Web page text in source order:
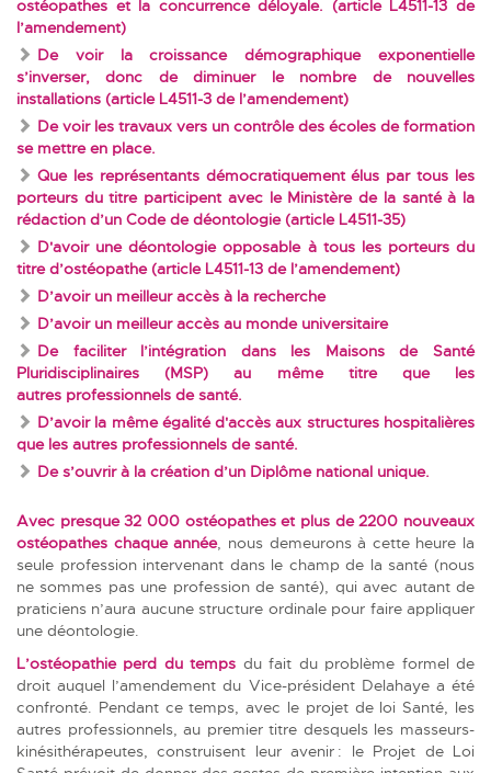
ostéopathes et la concurrence déloyale. (article L4511-13 de
l’amendement)
De voir la croissance démographique exponentielle
s’inverser, donc de diminuer le nombre de nouvelles
installations (article L4511-3 de l’amendement)
De voir les travaux vers un contrôle des écoles de formation
se mettre en place.
Que les représentants démocratiquement élus par tous les
porteurs du titre participent avec le Ministère de la santé à la
rédaction d’un Code de déontologie (article L4511-35)
D'avoir une déontologie opposable à tous les porteurs du
titre d’ostéopathe (article L4511-13 de l’amendement)
D’avoir un meilleur accès à la recherche
D’avoir un meilleur accès au monde universitaire
De faciliter l’intégration dans les Maisons de Santé
Pluridisciplinaires (MSP) au même titre que les
autres professionnels de santé.
D’avoir la même égalité d'accès aux structures hospitalières
que les autres professionnels de santé.
De s’ouvrir à la création d’un Diplôme national unique.
Avec presque 32 000 ostéopathes et plus de 2200 nouveaux
ostéopathes chaque année, nous demeurons à cette heure la
seule profession intervenant dans le champ de la santé (nous
ne sommes pas une profession de santé), qui avec autant de
praticiens n’aura aucune structure ordinale pour faire appliquer
une déontologie.
L’ostéopathie perd du temps du fait du problème formel de
droit auquel l’amendement du Vice-président Delahaye a été
confronté. Pendant ce temps, avec le projet de loi Santé, les
autres professionnels, au premier titre desquels les masseurs-
kinésithérapeutes, construisent leur avenir : le Projet de Loi